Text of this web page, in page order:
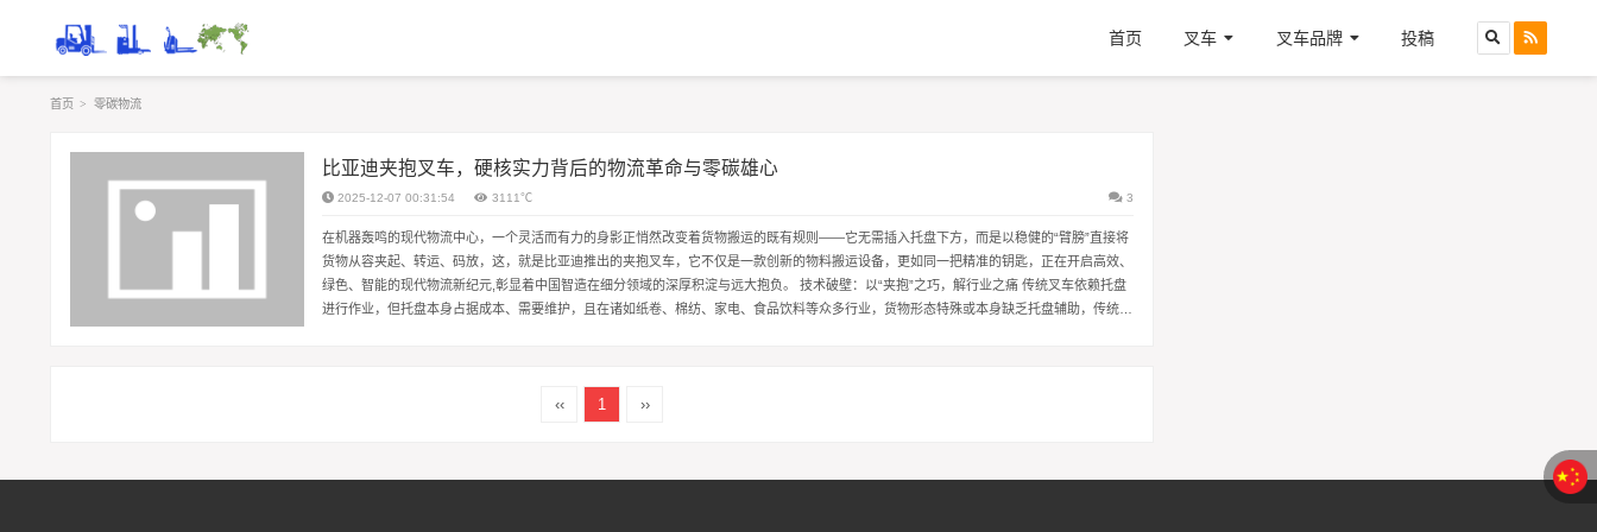
首页 叉车 叉车品牌 投稿
首页 > 零碳物流
比亚迪夹抱叉车，硬核实力背后的物流革命与零碳雄心
2025-12-07 00:31:54 3111℃ 3
在机器轰鸣的现代物流中心，一个灵活而有力的身影正悄然改变着货物搬运的既有规则——它无需插入托盘下方，而是以稳健的“臂膀”直接将
货物从容夹起、转运、码放，这，就是比亚迪推出的夹抱叉车，它不仅是一款创新的物料搬运设备，更如同一把精准的钥匙，正在开启高效、
绿色、智能的现代物流新纪元,彰显着中国智造在细分领域的深厚积淀与远大抱负。 技术破壁：以“夹抱”之巧，解行业之痛 传统叉车依赖托盘
进行作业，但托盘本身占据成本、需要维护，且在诸如纸卷、棉纺、家电、食品饮料等众多行业，货物形态特殊或本身缺乏托盘辅助，传统方
‹‹ 1 ››